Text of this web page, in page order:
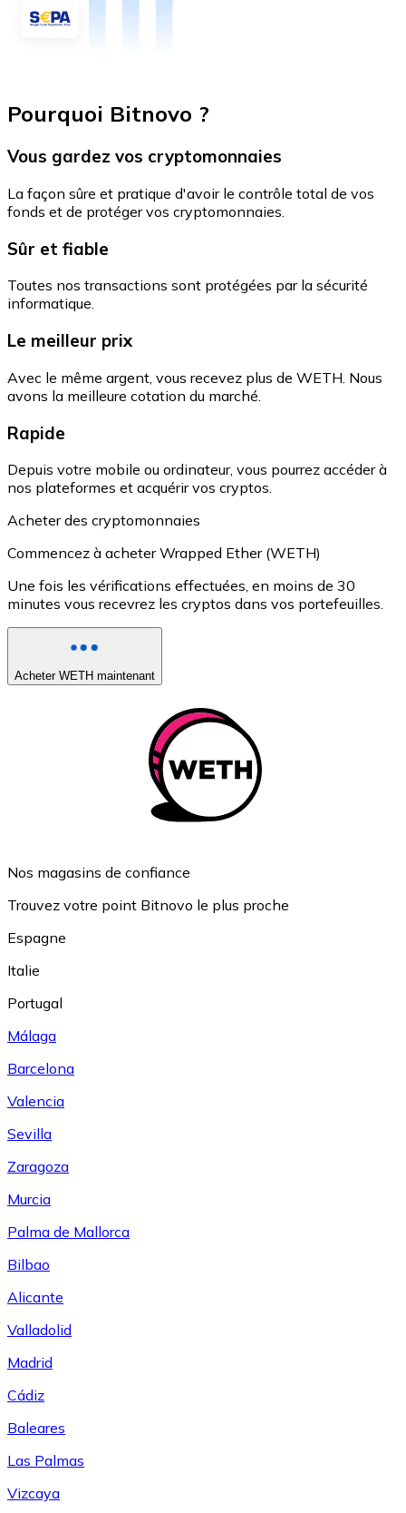
Pourquoi Bitnovo ?
Vous gardez vos cryptomonnaies
La façon sûre et pratique d'avoir le contrôle total de vos
fonds et de protéger vos cryptomonnaies.
Sûr et fiable
Toutes nos transactions sont protégées par la sécurité
informatique.
Le meilleur prix
Avec le même argent, vous recevez plus de WETH. Nous
avons la meilleure cotation du marché.
Rapide
Depuis votre mobile ou ordinateur, vous pourrez accéder à
nos plateformes et acquérir vos cryptos.
Acheter des cryptomonnaies
Commencez à acheter Wrapped Ether (WETH)
Une fois les vérifications effectuées, en moins de 30
minutes vous recevrez les cryptos dans vos portefeuilles.
Acheter WETH maintenant
Nos magasins de confiance
Trouvez votre point Bitnovo le plus proche
Espagne
Italie
Portugal
Málaga
Barcelona
Valencia
Sevilla
Zaragoza
Murcia
Palma de Mallorca
Bilbao
Alicante
Valladolid
Madrid
Cádiz
Baleares
Las Palmas
Vizcaya